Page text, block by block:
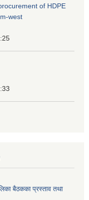
of HDPE
west
बैठकका प्रस्ताव तथा